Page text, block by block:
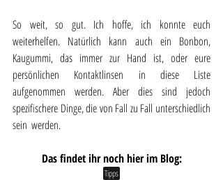
So weit, so gut. Ich hoffe, ich konnte euch
weiterhelfen. Natürlich kann auch ein Bonbon,
Kaugummi, das immer zur Hand ist, oder eure
persönlichen Kontaktlinsen in diese Liste
aufgenommen werden. Aber dies sind jedoch
spezifischere Dinge, die von Fall zu Fall unterschiedlich
sein  werden.
Das findet ihr noch hier im Blog:
Tipps